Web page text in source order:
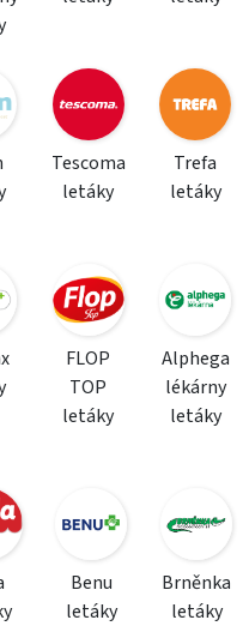
Tescoma
letáky
Trefa
letáky
FLOP
TOP
letáky
Alphega
lékárny
letáky
Benu
letáky
Brněnka
letáky